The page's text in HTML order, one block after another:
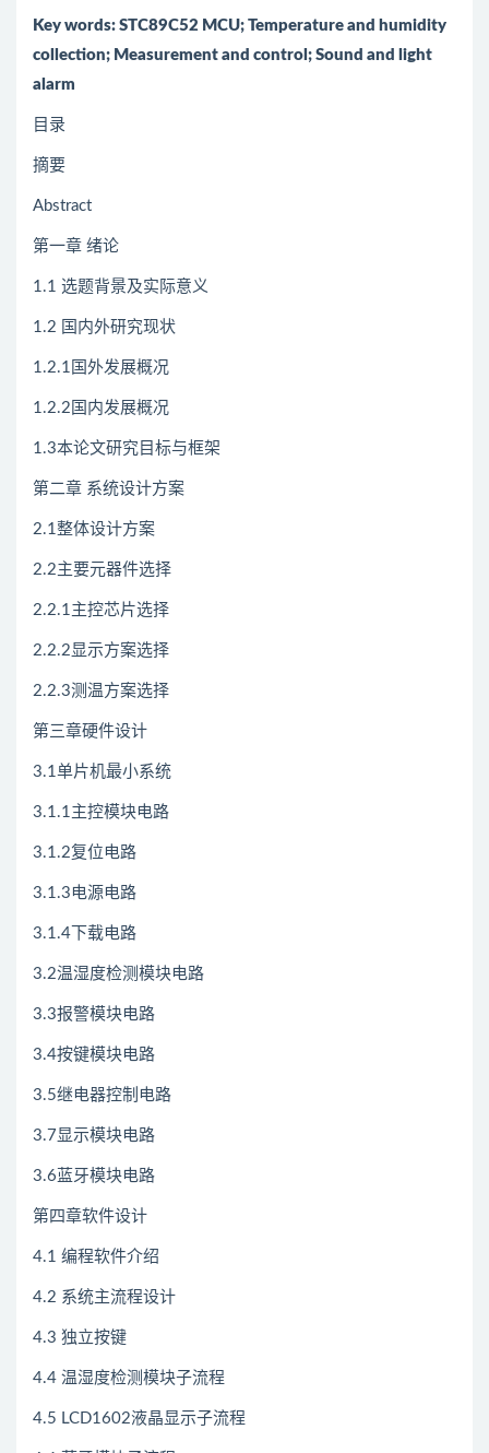
Key words: STC89C52 MCU; Temperature and humidity
collection; Measurement and control; Sound and light
alarm
目录
摘要
Abstract
第一章 绪论
1.1 选题背景及实际意义
1.2 国内外研究现状
1.2.1国外发展概况
1.2.2国内发展概况
1.3本论文研究目标与框架
第二章 系统设计方案
2.1整体设计方案
2.2主要元器件选择
2.2.1主控芯片选择
2.2.2显示方案选择
2.2.3测温方案选择
第三章硬件设计
3.1单片机最小系统
3.1.1主控模块电路
3.1.2复位电路
3.1.3电源电路
3.1.4下载电路
3.2温湿度检测模块电路
3.3报警模块电路
3.4按键模块电路
3.5继电器控制电路
3.7显示模块电路
3.6蓝牙模块电路
第四章软件设计
4.1 编程软件介绍
4.2 系统主流程设计
4.3 独立按键
4.4 温湿度检测模块子流程
4.5 LCD1602液晶显示子流程